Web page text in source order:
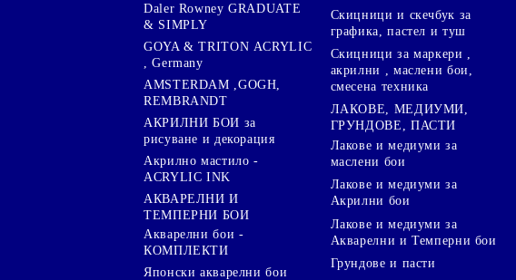
Daler Rowney GRADUATE
& SIMPLY
GOYA & TRITON АCRYLIC
, Germany
AMSTERDAM ,GOGH,
REMBRANDT
АКРИЛНИ БОИ за
рисуване и декорация
Акрилно мастило -
ACRYLIC INK
АКВАРЕЛНИ И
ТЕМПЕРНИ БОИ
Акварелни бои -
КОМПЛЕКТИ
Японски акварелни бои
Скицници и скечбук за
графика, пастел и туш
Скицници за маркери ,
акрилни , маслени бои,
смесена техника
ЛАКОВЕ, МЕДИУМИ,
ГРУНДОВЕ, ПАСТИ
Лакове и медиуми за
маслени бои
Лакове и медиуми за
Акрилни бои
Лакове и медиуми за
Акварелни и Темперни бои
Грундове и пасти